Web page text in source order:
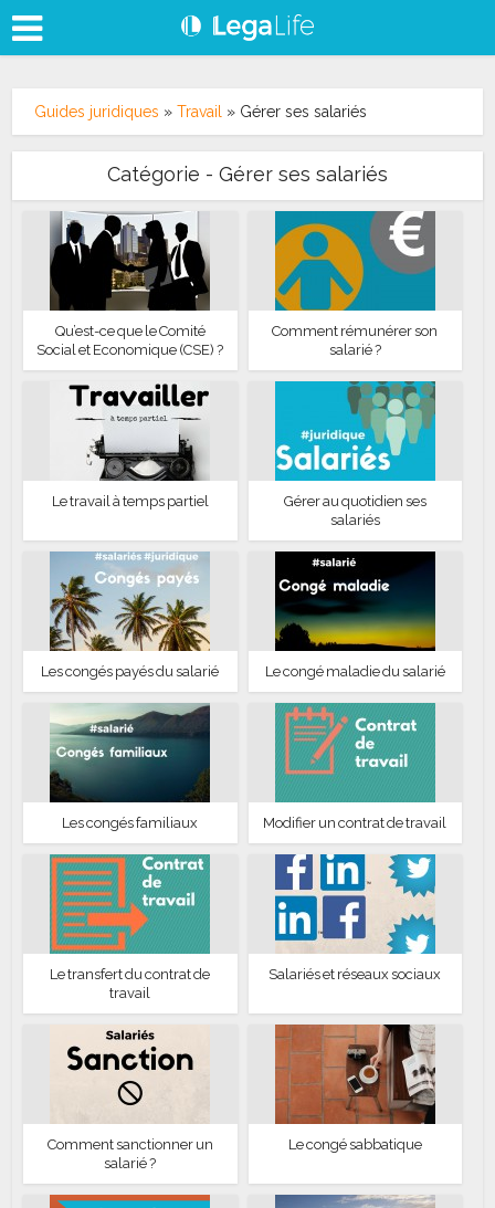
Guides juridiques »Travail » Gérer ses salariés
Catégorie - Gérer ses salariés
Qu’est-ce que le Comité
Social et Economique (CSE) ?
Comment rémunérer son
salarié ?
Le travail à temps partiel
Gérer au quotidien ses
salariés
Les congés payés du salarié Le congé maladie du salarié
Les congés familiaux Modifier un contrat de travail
Le transfert du contrat de
travail
Salariés et réseaux sociaux
Comment sanctionner un
salarié ?
Le congé sabbatique